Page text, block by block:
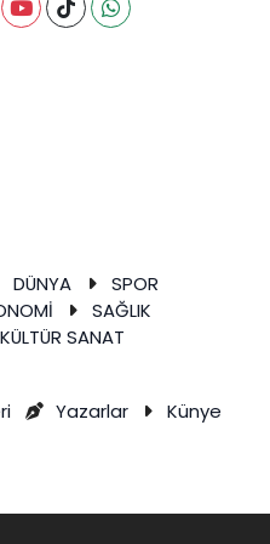
DÜNYA
SPOR
SAĞLIK
KÜLTÜR SANAT
Yazarlar
Künye